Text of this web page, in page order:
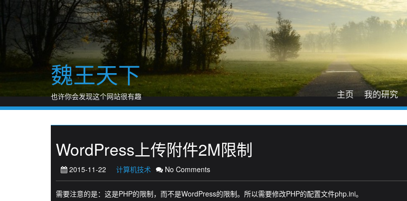
魏王天下
也许你会发现这个网站很有趣 主页 我的研究
WordPress上传附件2M限制
2015-11-22 计算机技术 No Comments
需要注意的是：这是PHP的限制，而不是WordPress的限制。所以需要修改PHP的配置文件php.ini。